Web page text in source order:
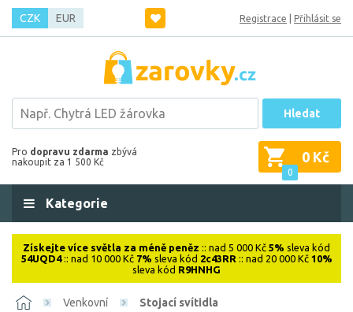
CZK EUR Registrace Přihlásit se
Hledat
Pro dopravu zdarma zbývá
nakoupit za 1 500 Kč
0
0 Kč
Kategorie
Získejte více světla za méně peněz :: nad 5 000 Kč 5% sleva kód
54UQD4:: nad 10 000 Kč 7% sleva kód 2c43RR :: nad 20 000 Kč 10%
sleva kód R9HNHG
Venkovní Stojací svítidla